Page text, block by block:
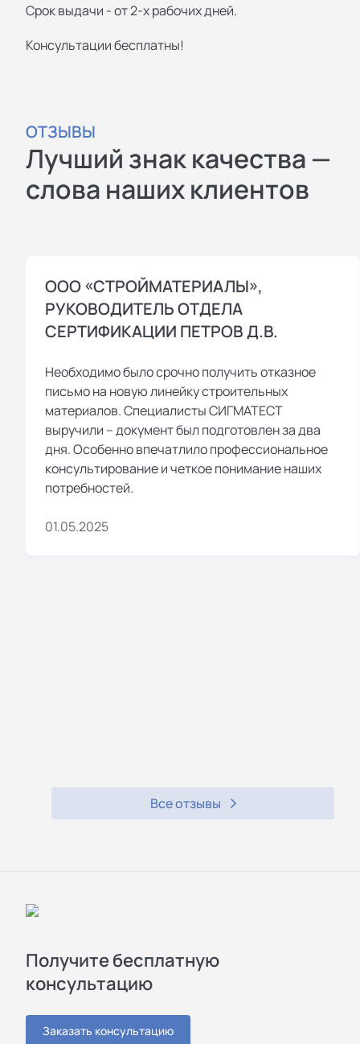
Срок выдачи - от 2-х рабочих дней.
Консультации бесплатны!
ОТЗЫВЫ
Лучший знак качества —
слова наших клиентов
ООО «СТРОЙМАТЕРИАЛЫ»,
РУКОВОДИТЕЛЬ ОТДЕЛА
СЕРТИФИКАЦИИ ПЕТРОВ Д.В.
Необходимо было срочно получить отказное
письмо на новую линейку строительных
материалов. Специалисты СИГМАТЕСТ
выручили – документ был подготовлен за два
дня. Особенно впечатлило профессиональное
консультирование и четкое понимание наших
потребностей.
01.05.2025
Все отзывы
Получите бесплатную
консультацию
Заказать консультацию